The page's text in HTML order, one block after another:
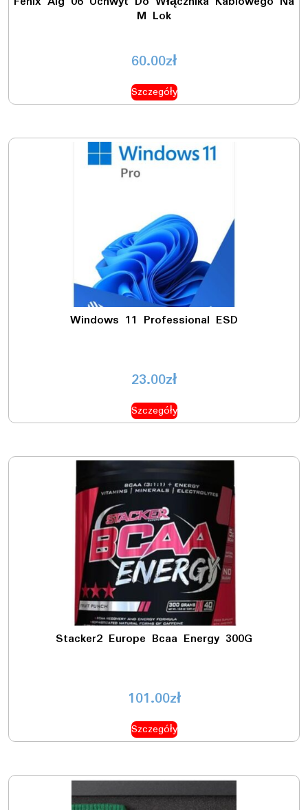
M Lok
60.00zł
Szczegóły
Windows 11 Professional ESD
23.00zł
Szczegóły
Stacker2 Europe Bcaa Energy 300G
101.00zł
Szczegóły